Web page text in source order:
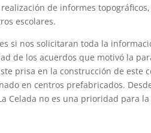
de informes
escolares.
si nos solicitaran toda la
de los acuerdos que motivó la
prisa en la construcción de este
en centros prefabricados.
Celada no es una prioridad para